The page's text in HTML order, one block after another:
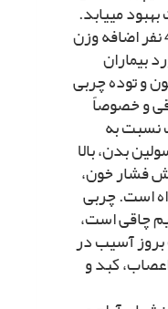
مى‏یابد.
از هر 5 نفر مبتلا به دیابت، 4 نفر اضافه وزن
بیماران
و توده چربى
و خصوصاً
نسبت به
بدن، بالا
فشار خون،
است. چربى
چاقى است،
آسیب در
کبد و